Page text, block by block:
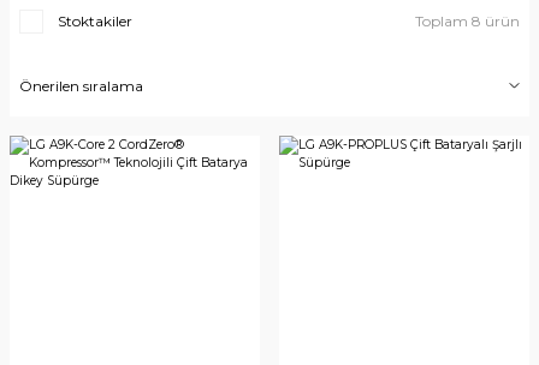
Stoktakiler Toplam 8 ürün